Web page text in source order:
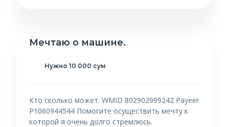
Мечтаю о машине.
Нужно 10 000 сум
Кто сколько может. WMID 802902999242 Payeer
P1060944544 Помогите осуществить мечту к
которой я очень долго стремлюсь.